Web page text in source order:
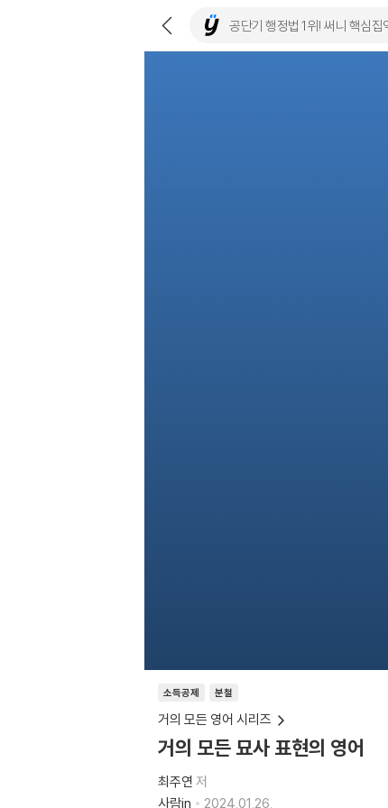
소득공제 분철
거의 모든 영어 시리즈
거의 모든 묘사 표현의 영어
최주연 저
사람in
2024.01.26.